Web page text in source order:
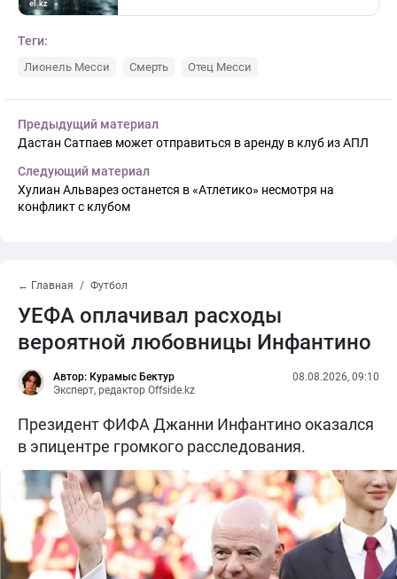
Теги:
Лионель Месси Смерть Отец Месси
Предыдущий материал
Дастан Сатпаев может отправиться в аренду в клуб из АПЛ
Следующий материал
Хулиан Альварез останется в «Атлетико» несмотря на
конфликт с клубом
← Главная Футбол
УЕФА оплачивал расходы
вероятной любовницы Инфантино
Автор: Курамыс Бектур
Эксперт, редактор Offside.kz
08.08.2026, 09:10
Президент ФИФА Джанни Инфантино оказался
в эпицентре громкого расследования.